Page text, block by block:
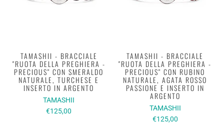
TAMASHII - BRACCIALE
"RUOTA DELLA PREGHIERA -
PRECIOUS" CON SMERALDO
NATURALE, TURCHESE E
INSERTO IN ARGENTO
TAMASHII
€125,00
TAMASHII - BRACCIALE
"RUOTA DELLA PREGHIERA -
PRECIOUS" CON RUBINO
NATURALE, AGATA ROSSO
PASSIONE E INSERTO IN
ARGENTO
TAMASHII
€125,00